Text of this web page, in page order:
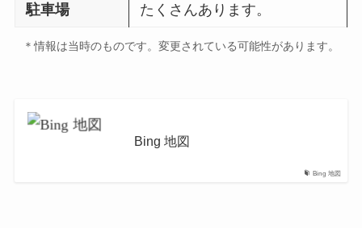
駐車場 たくさんあります。
＊情報は当時のものです。変更されている可能性があります。
Bing 地図
Bing 地図